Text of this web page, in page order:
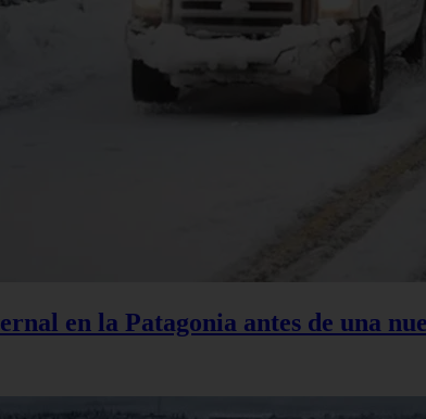
en la Patagonia antes de una